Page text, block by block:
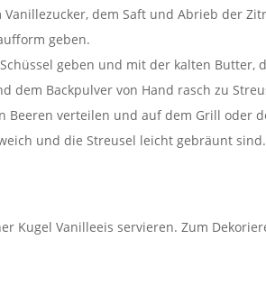
dem Saft und Abrieb der
geben.
geben und mit der kalten Butter,
dem Backpulver von Hand rasch zu
Beeren verteilen und auf dem Grill oder
und die Streusel leicht gebräunt sind.
Kugel Vanilleeis servieren. Zum